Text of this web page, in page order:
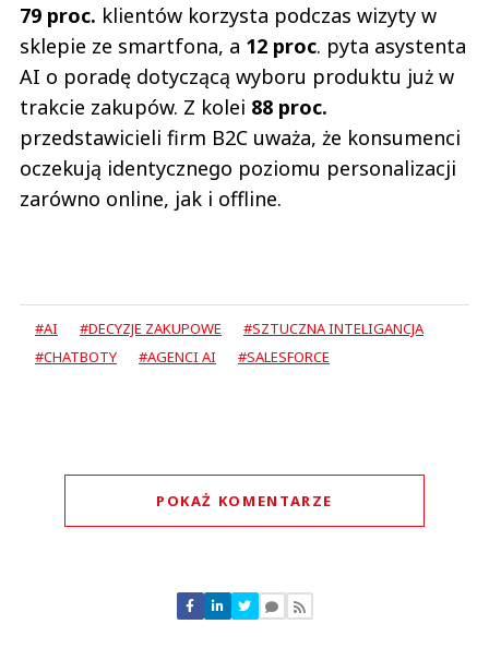
79 proc. klientów korzysta podczas wizyty w
sklepie ze smartfona, a 12 proc. pyta asystenta
AI o poradę dotyczącą wyboru produktu już w
trakcie zakupów. Z kolei 88 proc.
przedstawicieli firm B2C uważa, że konsumenci
oczekują identycznego poziomu personalizacji
zarówno online, jak i offline.
#AI #DECYZJE ZAKUPOWE
#SZTUCZNA INTELIGANCJA
#CHATBOTY
#AGENCI AI #SALESFORCE
POKAŻ KOMENTARZE
Nie znaleziono komentarzy
Zostaw swoje komentarze